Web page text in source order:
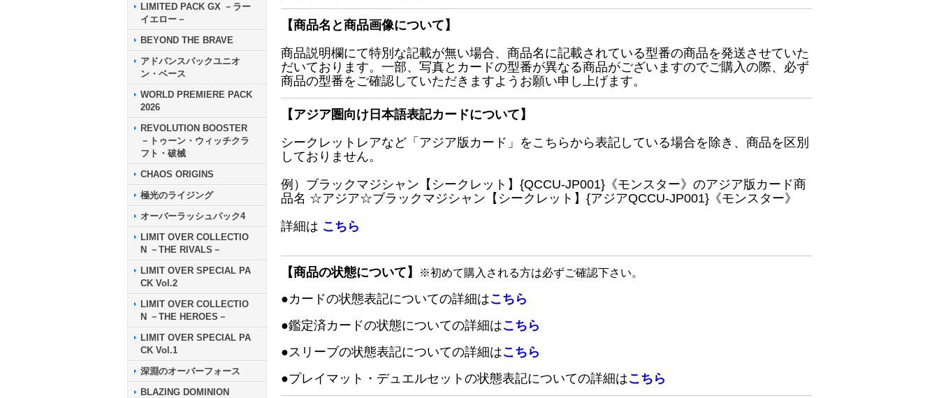
LIMITED PACK GX －ラー
イエロー－
BEYOND THE BRAVE
アドバンスパックユニオ
ン・ベース
WORLD PREMIERE PACK
2026
REVOLUTION BOOSTER
－トゥーン・ウィッチクラ
フト・破械
CHAOS ORIGINS
極光のライジング
オーバーラッシュパック4
LIMIT OVER COLLECTIO
N －THE RIVALS－
LIMIT OVER SPECIAL PA
CK Vol.2
LIMIT OVER COLLECTIO
N －THE HEROES－
LIMIT OVER SPECIAL PA
CK Vol.1
深淵のオーバーフォース
BLAZING DOMINION
【商品名と商品画像について】
商品説明欄にて特別な記載が無い場合、商品名に記載されている型番の商品を発送させていた
だいております。一部、写真とカードの型番が異なる商品がございますのでご購入の際、必ず
商品の型番をご確認していただきますようお願い申し上げます。
【アジア圏向け日本語表記カードについて】
シークレットレアなど「アジア版カード」をこちらから表記している場合を除き、商品を区別
しておりません。
例）ブラックマジシャン【シークレット】{QCCU-JP001}《モンスター》のアジア版カード商
品名 ☆アジア☆ブラックマジシャン【シークレット】{アジアQCCU-JP001}《モンスター》
詳細は こちら
【商品の状態について】 ※初めて購入される方は必ずご確認下さい。
●カードの状態表記についての詳細はこちら
●鑑定済カードの状態についての詳細はこちら
●スリーブの状態表記についての詳細はこちら
●プレイマット・デュエルセットの状態表記についての詳細はこちら